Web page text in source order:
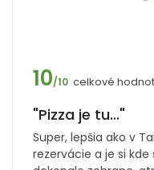
10/10 celkové
"Pizza je tu..."
Super, lepšia ako v
rezervácie a je si